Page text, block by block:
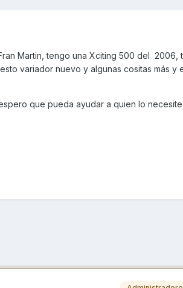
Martin, tengo una Xciting 500 del 2006,
variador nuevo y algunas cositas más y
que pueda ayudar a quien lo